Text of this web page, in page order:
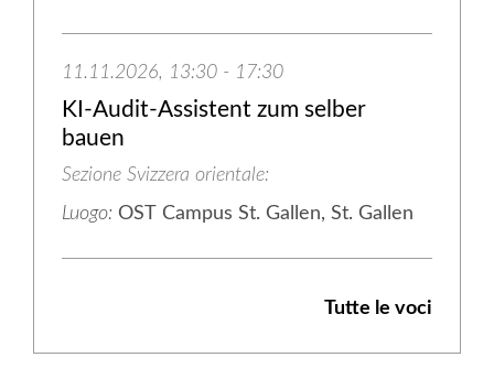
11.11.2026, 13:30 - 17:30
KI-Audit-Assistent zum selber
bauen
Sezione Svizzera orientale
Luogo: OST Campus St. Gallen, St. Gallen
Tutte le voci